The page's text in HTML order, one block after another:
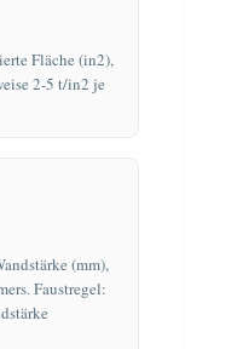
Fläche (in2),
2-5 t/in2 je
(mm),
Faustregel: